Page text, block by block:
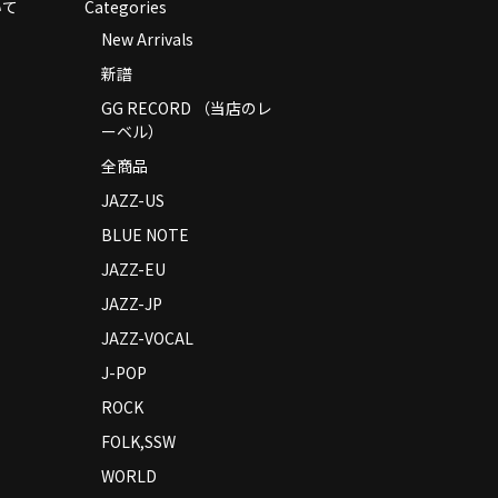
Categories
New Arrivals
新譜
GG RECORD （当店のレ
ーベル）
全商品
JAZZ-US
BLUE NOTE
JAZZ-EU
JAZZ-JP
JAZZ-VOCAL
J-POP
ROCK
FOLK,SSW
WORLD